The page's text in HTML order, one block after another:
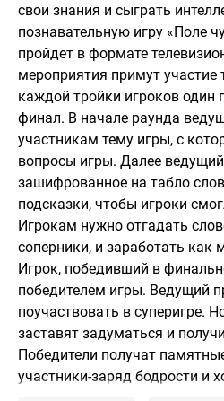
свои знания и сыграть
познавательную игру «Поле
пройдет в формате
мероприятия примут участие
каждой тройки игроков один
финал. В начале раунда
участникам тему игры, с
вопросы игры. Далее
зашифрованное на табло
подсказки, чтобы игроки
Игрокам нужно отгадать
соперники, и заработать
Игрок, победивший в
победителем игры. Ведущий
поучаствовать в суперигре.
заставят задуматься и
Победители получат
участники-заряд бодрости и